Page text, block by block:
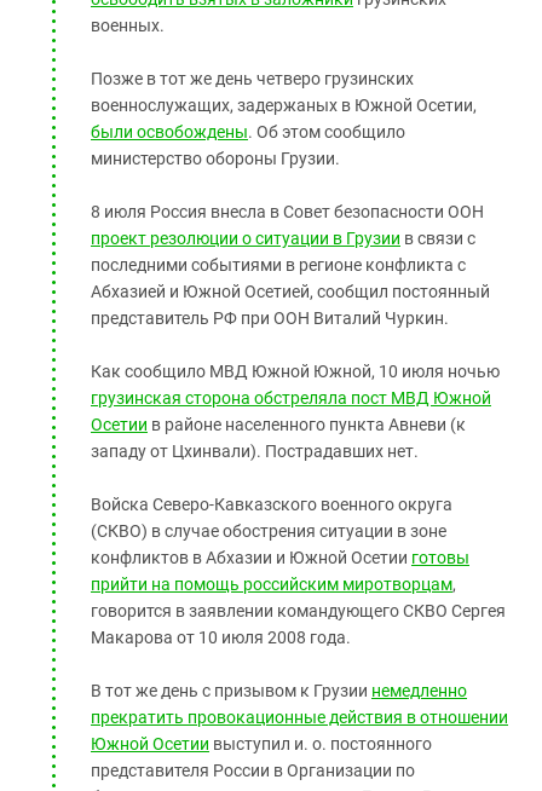
военных.
Позже в тот же день четверо грузинских
военнослужащих, задержаных в Южной Осетии,
были освобождены. Об этом сообщило
министерство обороны Грузии.
8 июля Россия внесла в Совет безопасности ООН
проект резолюции о ситуации в Грузии в связи с
последними событиями в регионе конфликта с
Абхазией и Южной Осетией, сообщил постоянный
представитель РФ при ООН Виталий Чуркин.
Как сообщило МВД Южной Южной, 10 июля ночью
грузинская сторона обстреляла пост МВД Южной
Осетии в районе населенного пункта Авневи (к
западу от Цхинвали). Пострадавших нет.
Войска Северо-Кавказского военного округа
(СКВО) в случае обострения ситуации в зоне
конфликтов в Абхазии и Южной Осетии готовы
прийти на помощь российским миротворцам,
говорится в заявлении командующего СКВО Сергея
Макарова от 10 июля 2008 года.
В тот же день с призывом к Грузии немедленно
прекратить провокационные действия в отношении
Южной Осетии выступил и. о. постоянного
представителя России в Организации по